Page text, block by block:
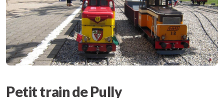
Petit train de Pully